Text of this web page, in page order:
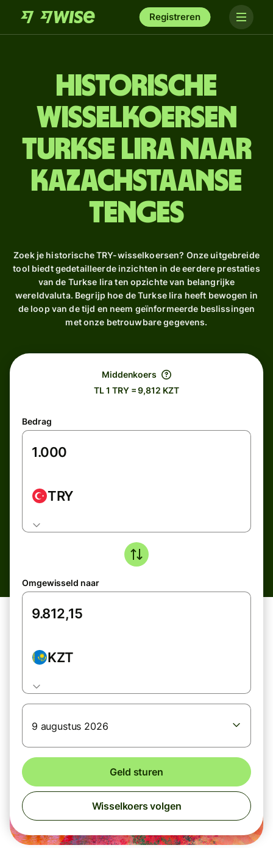
Registreren
Historische
wisselkoersen
Turkse lira naar
Kazachstaanse
tenges
Zoek je historische TRY-wisselkoersen? Onze uitgebreide
tool biedt gedetailleerde inzichten in de eerdere prestaties
van de Turkse lira ten opzichte van belangrijke
wereldvaluta. Begrijp hoe de Turkse lira heeft bewogen in
de loop van de tijd en neem geïnformeerde beslissingen
met onze betrouwbare gegevens.
Middenkoers
TL 1 TRY = 9,812 KZT
Bedrag
TRY
Omgewisseld naar
KZT
9 augustus 2026
Geld sturen
Wisselkoers volgen